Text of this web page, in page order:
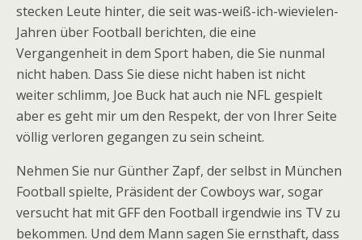
stecken Leute hinter, die seit was-weiß-ich-wievielen-
Jahren über Football berichten, die eine
Vergangenheit in dem Sport haben, die Sie nunmal
nicht haben. Dass Sie diese nicht haben ist nicht
weiter schlimm, Joe Buck hat auch nie NFL gespielt
aber es geht mir um den Respekt, der von Ihrer Seite
völlig verloren gegangen zu sein scheint.
Nehmen Sie nur Günther Zapf, der selbst in München
Football spielte, Präsident der Cowboys war, sogar
versucht hat mit GFF den Football irgendwie ins TV zu
bekommen. Und dem Mann sagen Sie ernsthaft, dass